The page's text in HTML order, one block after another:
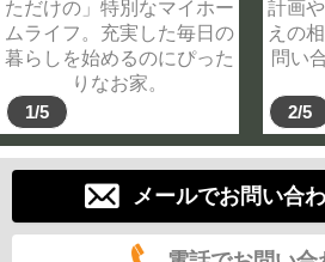
1/5 2/5
メールでお問い合